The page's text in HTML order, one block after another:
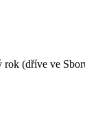
(dříve ve